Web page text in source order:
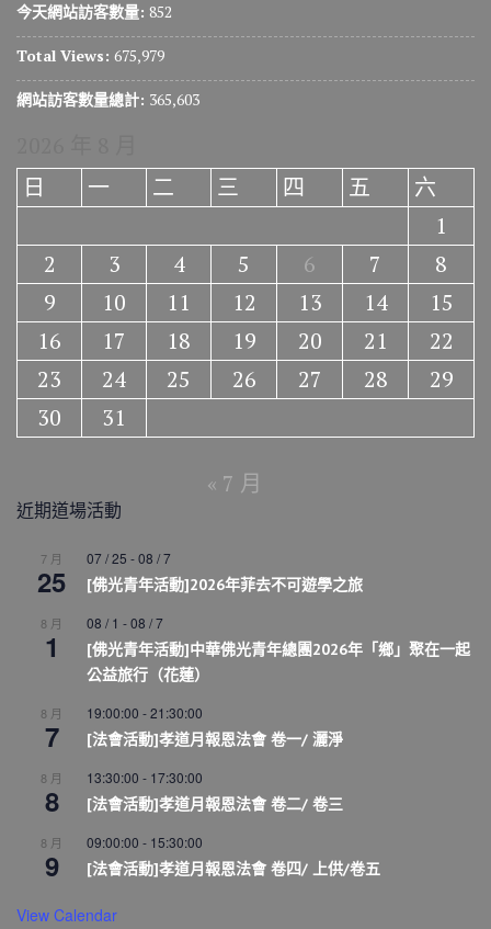
今天網站訪客數量: 852
Total Views: 675,979
網站訪客數量總計: 365,603
日
一 二 三 四 五
六
1
2
3 4 5 6 7
8
9
10 11 12 13 14
15
16
17 18 19 20 21
22
23
24 25 26 27 28
29
30
31
« 7 月
近期道場活動
7 月
25
07 / 25 -08 / 7
[佛光青年活動]2026年菲去不可遊學之旅
8 月
1
08 / 1 -08 / 7
[佛光青年活動]中華佛光青年總團2026年「鄉」聚在一起
公益旅行（花蓮）
8 月
7
19:00:00 -21:30:00
[法會活動]孝道月報恩法會 卷一/ 灑淨
8 月
8
13:30:00 - 17:30:00
[法會活動]孝道月報恩法會 卷二/ 卷三
8 月
9
09:00:00 - 15:30:00
[法會活動]孝道月報恩法會 卷四/ 上供/卷五
View Calendar